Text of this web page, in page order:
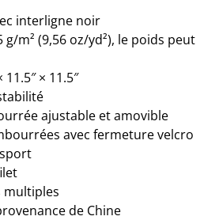
interligne noir
g/m² (9,56 oz/yd²), le poids peut
× 11.5″
ajustable et amovible
avec fermeture velcro
multiples
de Chine